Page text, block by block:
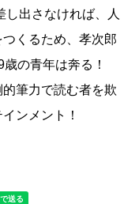
出さなければ、人
くるため、孝次郎
歳の青年は奔る！
筆力で読む者を欺
ンメント！